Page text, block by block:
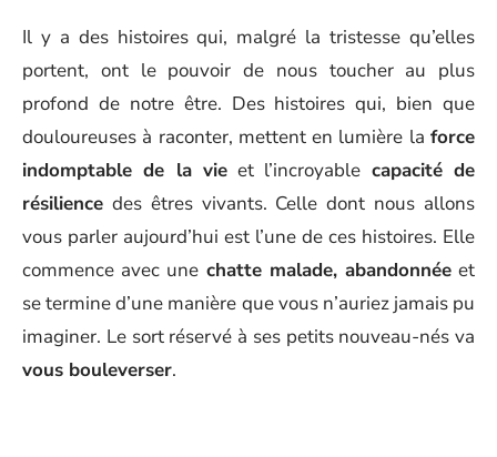
Il y a des histoires qui, malgré la tristesse qu’elles
portent, ont le pouvoir de nous toucher au plus
profond de notre être. Des histoires qui, bien que
douloureuses à raconter, mettent en lumière la force
indomptable de la vieet l’incroyable capacité de
résilience des êtres vivants. Celle dont nous allons
vous parler aujourd’hui est l’une de ces histoires. Elle
commence avec une chatte malade, abandonnéeet
se termine d’une manière que vous n’auriez jamais pu
imaginer. Le sort réservé à ses petits nouveau-nés va
vous bouleverser.